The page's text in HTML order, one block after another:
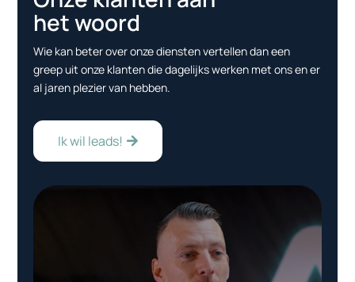
het woord
Wie kan beter over onze diensten vertellen dan een
greep uit onze klanten die dagelijks werken met ons en er
al jaren plezier van hebben.
Ik wil leads!